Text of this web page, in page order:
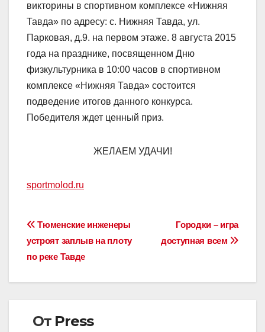
викторины в спортивном комплексе «Нижняя
Тавда» по адресу: с. Нижняя Тавда, ул.
Парковая, д.9. на первом этаже. 8 августа 2015
года на празднике, посвященном Дню
физкультурника в 10:00 часов в спортивном
комплексе «Нижняя Тавда» состоится
подведение итогов данного конкурса.
Победителя ждет ценный приз.
ЖЕЛАЕМ УДАЧИ!
sportmolod.ru
Навигация
по
записям
Городки – игра
доступная всем
Тюменские инженеры
устроят заплыв на плоту
по реке Тавде
От Press